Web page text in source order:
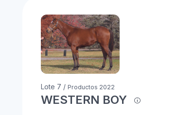
Lote 7 / Productos 2022
WESTERN BOY